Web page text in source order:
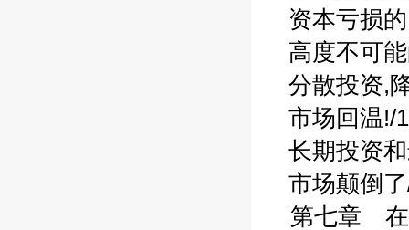
资本亏损的
高度不可能
分散投资,
市场回温!/
长期投资和
市场颠倒了
第七章 在